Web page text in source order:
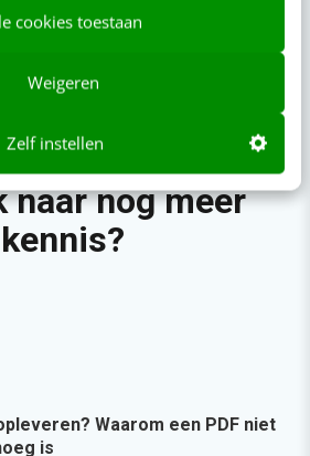
cookies toestaan
Weigeren
Zelf instellen
naar nog meer
kennis?
Waarom een PDF niet
is